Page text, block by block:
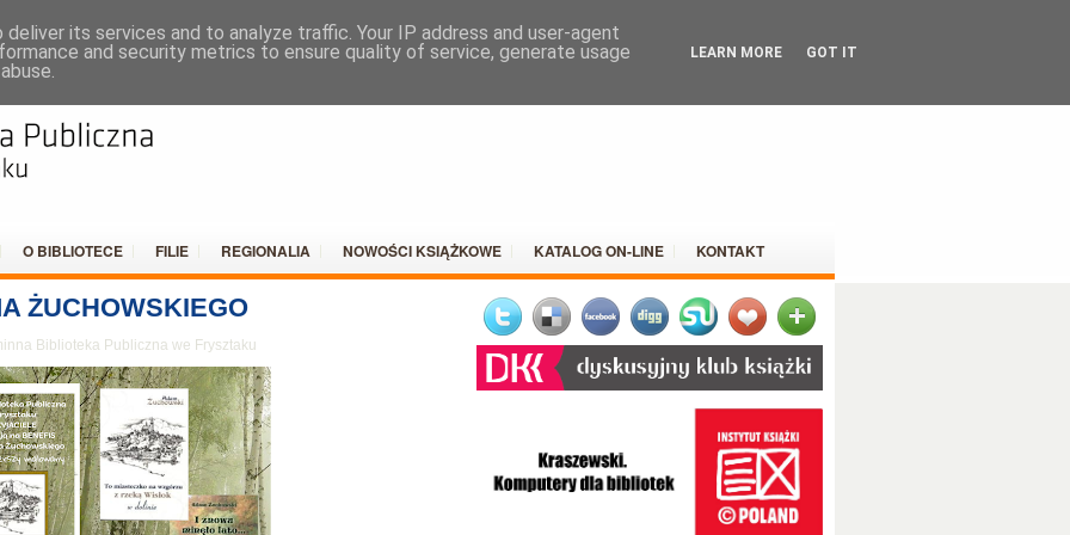
O BIBLIOTECE FILIE REGIONALIA NOWOŚCI KSIĄŻKOWE KATALOG ON-LINE KONTAKT
ŻUCHOWSKIEGO
Biblioteka Publiczna we Frysztaku
its services and to analyze traffic. Your IP address and user-agent
and security metrics to ensure quality of service, generate usage
LEARN MORE GOT IT